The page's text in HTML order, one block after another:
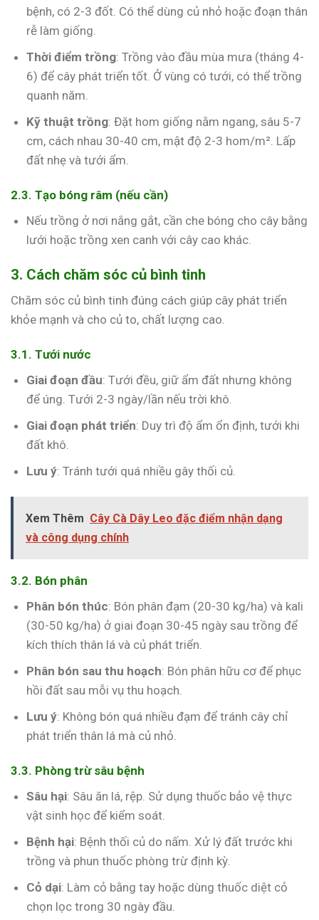
bệnh, có 2-3 đốt. Có thể dùng củ nhỏ hoặc đoạn thân
rễ làm giống.
Thời điểm trồng: Trồng vào đầu mùa mưa (tháng 4-
6) để cây phát triển tốt. Ở vùng có tưới, có thể trồng
quanh năm.
Kỹ thuật trồng: Đặt hom giống nằm ngang, sâu 5-7
cm, cách nhau 30-40 cm, mật độ 2-3 hom/m². Lấp
đất nhẹ và tưới ẩm.
2.3. Tạo bóng râm (nếu cần)
Nếu trồng ở nơi nắng gắt, cần che bóng cho cây bằng
lưới hoặc trồng xen canh với cây cao khác.
3. Cách chăm sóc củ bình tinh
Chăm sóc củ bình tinh đúng cách giúp cây phát triển
khỏe mạnh và cho củ to, chất lượng cao.
3.1. Tưới nước
Giai đoạn đầu: Tưới đều, giữ ẩm đất nhưng không
để úng. Tưới 2-3 ngày/lần nếu trời khô.
Giai đoạn phát triển: Duy trì độ ẩm ổn định, tưới khi
đất khô.
Lưu ý: Tránh tưới quá nhiều gây thối củ.
Xem Thêm Cây Cà Dây Leo đặc điểm nhận dạng
và công dụng chính
3.2. Bón phân
Phân bón thúc: Bón phân đạm (20-30 kg/ha) và kali
(30-50 kg/ha) ở giai đoạn 30-45 ngày sau trồng để
kích thích thân lá và củ phát triển.
Phân bón sau thu hoạch: Bón phân hữu cơ để phục
hồi đất sau mỗi vụ thu hoạch.
Lưu ý: Không bón quá nhiều đạm để tránh cây chỉ
phát triển thân lá mà củ nhỏ.
3.3. Phòng trừ sâu bệnh
Sâu hại: Sâu ăn lá, rệp. Sử dụng thuốc bảo vệ thực
vật sinh học để kiểm soát.
Bệnh hại: Bệnh thối củ do nấm. Xử lý đất trước khi
trồng và phun thuốc phòng trừ định kỳ.
Cỏ dại: Làm cỏ bằng tay hoặc dùng thuốc diệt cỏ
chọn lọc trong 30 ngày đầu.